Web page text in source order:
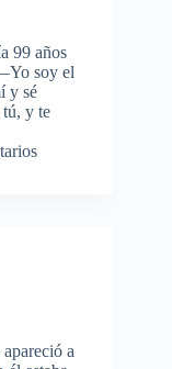
99 años
soy el
y sé
y te
a